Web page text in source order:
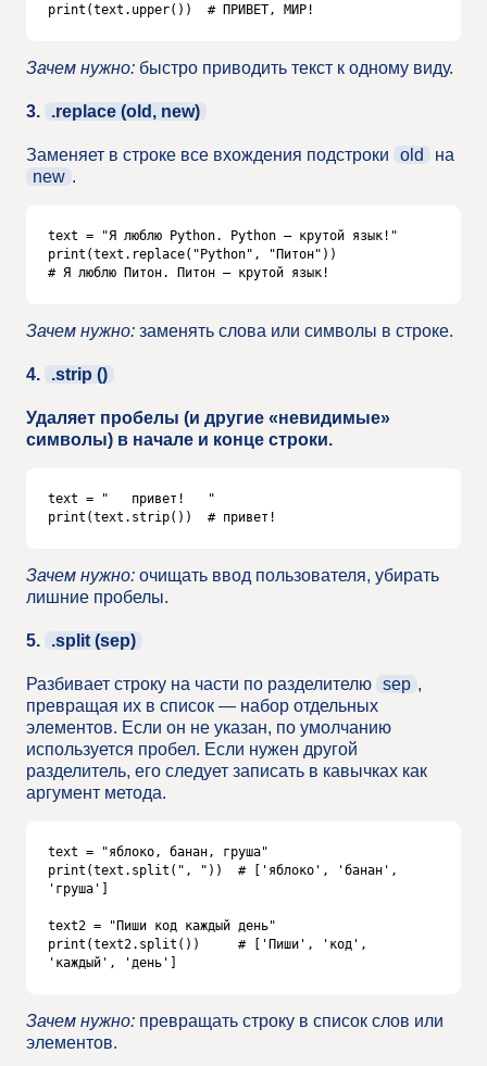
print(text.upper())  # ПРИВЕТ, МИР!
Зачем нужно: быстро приводить текст к одному виду.
3. .replace (old, new)
Заменяет в строке все вхождения подстроки old
на
new .
text = "Я люблю Python. Python — крутой язык!"
print(text.replace("Python", "Питон"))
# Я люблю Питон. Питон — крутой язык!
Зачем нужно: заменять слова или символы в строке.
4. .strip ()
Удаляет пробелы (и другие «невидимые»
символы) в начале и конце строки.
text = "   привет!   "
print(text.strip())  # привет!
Зачем нужно: очищать ввод пользователя, убирать
лишние пробелы.
5. .split (sep)
Разбивает строку на части по разделителю sep ,
превращая их в список — набор отдельных
элементов. Если он не указан, по умолчанию
используется пробел. Если нужен другой
разделитель, его следует записать в кавычках как
аргумент метода.
text = "яблоко, банан, груша"
print(text.split(", "))  # ['яблоко', 'банан',
'груша']
text2 = "Пиши код каждый день"
print(text2.split())     # ['Пиши', 'код',
'каждый', 'день']
Зачем нужно: превращать строку в список слов или
элементов.